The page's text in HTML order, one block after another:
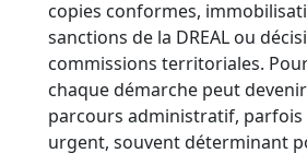
copies conformes,
sanctions de la DREAL ou
commissions territoriales.
chaque démarche peut
parcours administratif,
urgent, souvent déterminant